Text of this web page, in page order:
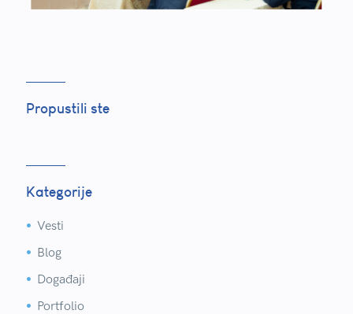
Propustili ste
Kategorije

 Vesti

 Blog

 Događaji

 Portfolio